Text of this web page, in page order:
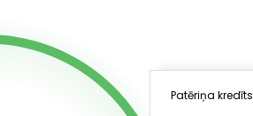
Patēriņa kredīts